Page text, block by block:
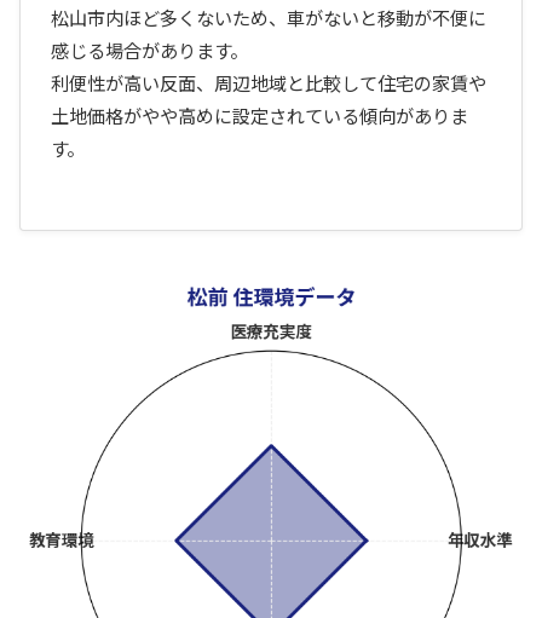
松山市内ほど多くないため、車がないと移動が不便に
感じる場合があります。
利便性が高い反面、周辺地域と比較して住宅の家賃や
土地価格がやや高めに設定されている傾向がありま
す。